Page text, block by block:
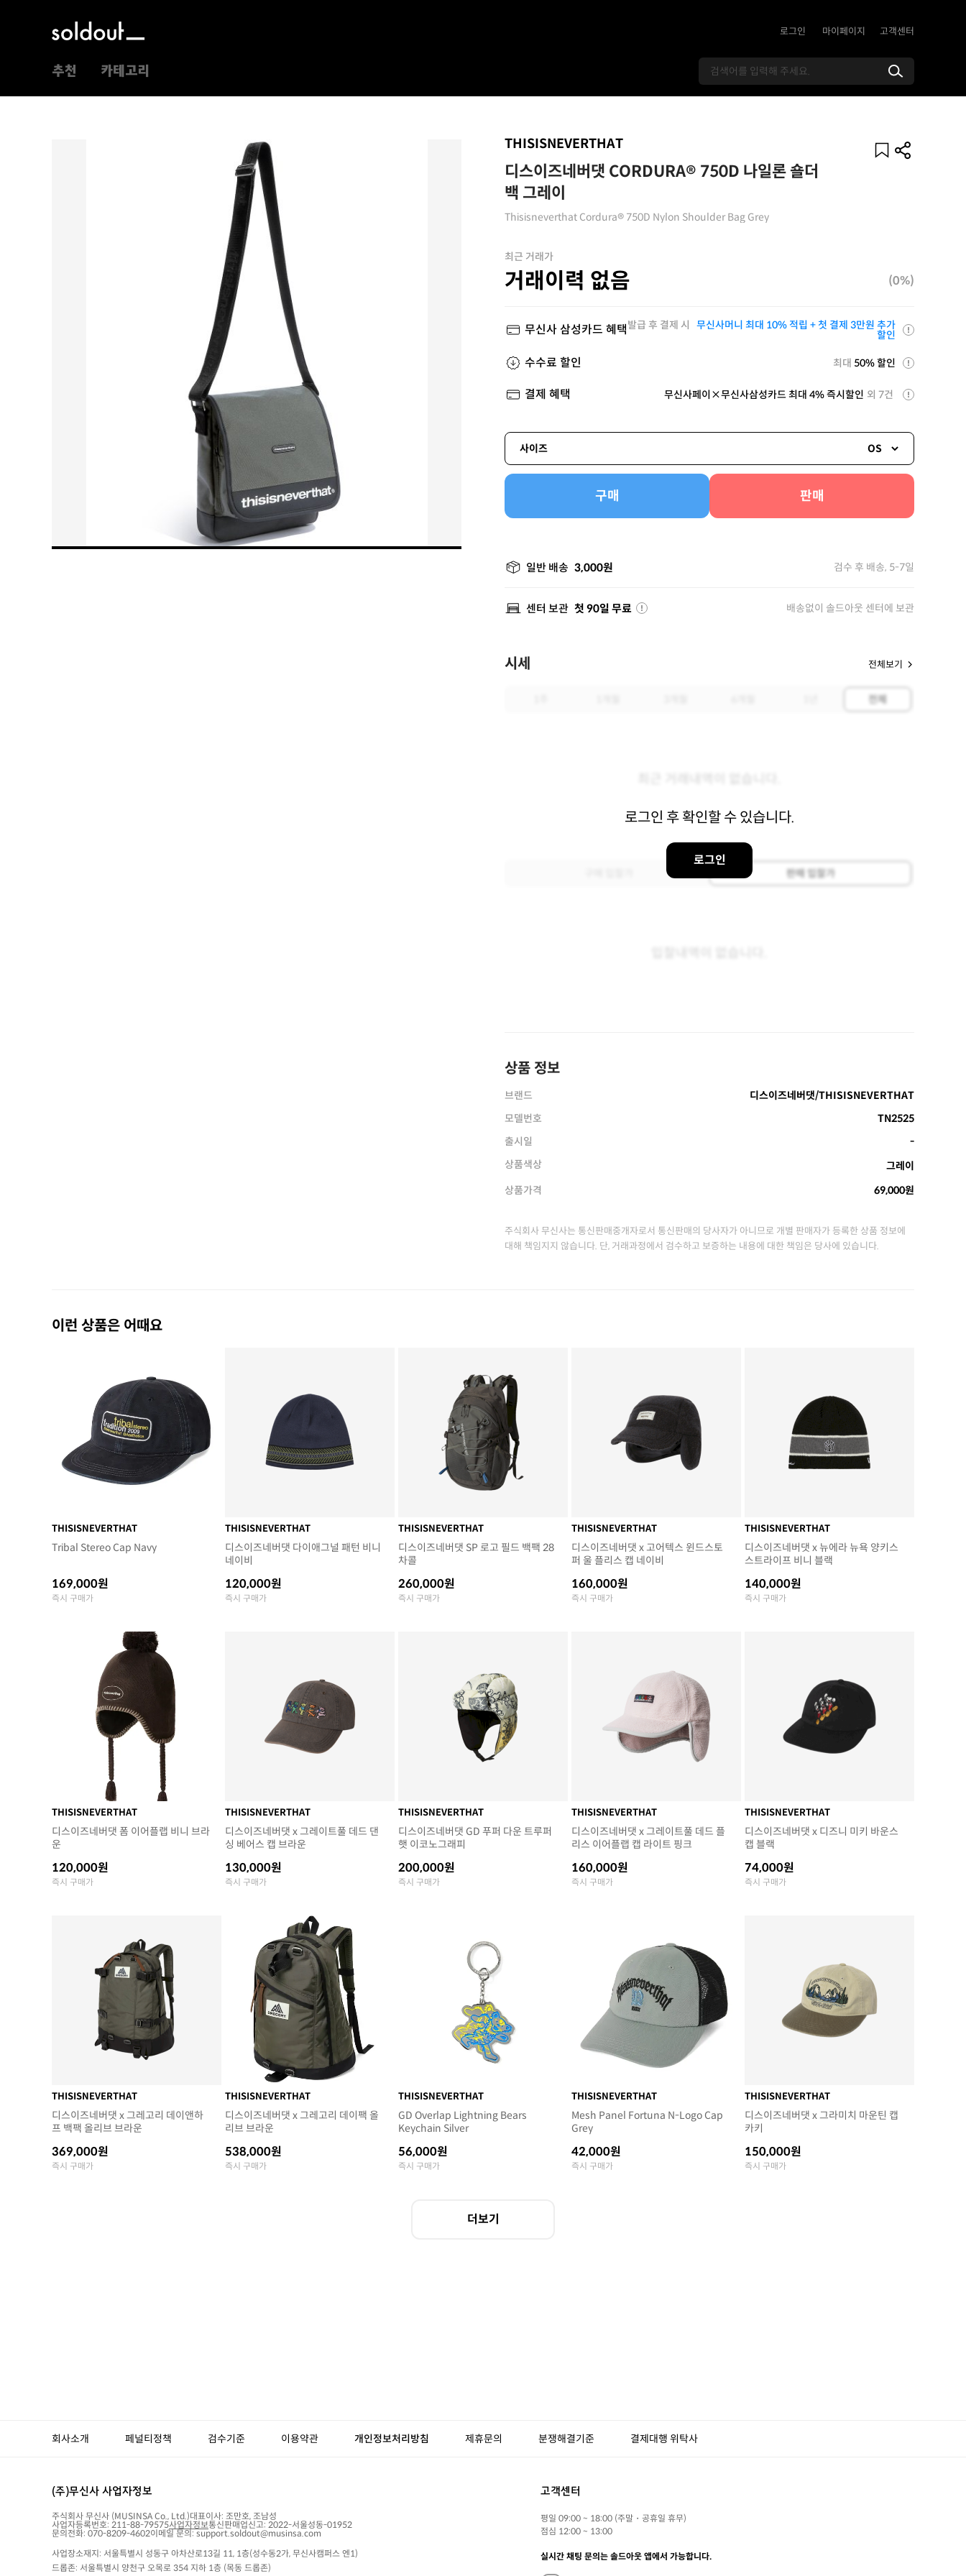
로그인 마이페이지 고객센터
추천 카테고리
THISISNEVERTHAT
디스이즈네버댓 CORDURA® 750D 나일론 숄더
백 그레이
Thisisneverthat Cordura® 750D Nylon Shoulder Bag Grey
최근 거래가
거래이력 없음 (0%)
무신사 삼성카드 혜택발급 후 결제 시 무신사머니 최대 10% 적립 + 첫 결제 3만원 추가
할인
수수료 할인 최대 50% 할인
결제 혜택 무신사페이×무신사삼성카드 최대 4% 즉시할인 외 7건
사이즈 OS
구매 판매
일반 배송 3,000원 검수 후 배송, 5-7일
센터 보관 첫 90일 무료 배송없이 솔드아웃 센터에 보관
시세 전체보기
로그인 후 확인할 수 있습니다.
로그인
전체
판매 입찰가
상품 정보
브랜드
디스이즈네버댓/THISISNEVERTHAT
모델번호
TN2525
출시일
-
상품색상
그레이
상품가격
69,000원
주식회사 무신사는 통신판매중개자로서 통신판매의 당사자가 아니므로 개별 판매자가 등록한 상품 정보에
대해 책임지지 않습니다. 단, 거래과정에서 검수하고 보증하는 내용에 대한 책임은 당사에 있습니다.
이런 상품은 어때요
THISISNEVERTHAT
Tribal Stereo Cap Navy
169,000원
즉시 구매가
THISISNEVERTHAT
디스이즈네버댓 다이애그널 패턴 비니
네이비
120,000원
즉시 구매가
THISISNEVERTHAT
디스이즈네버댓 SP 로고 필드 백팩 28
차콜
260,000원
즉시 구매가
THISISNEVERTHAT
디스이즈네버댓 x 고어텍스 윈드스토
퍼 울 플리스 캡 네이비
160,000원
즉시 구매가
THISISNEVERTHAT
디스이즈네버댓 x 뉴에라 뉴욕 양키스
스트라이프 비니 블랙
140,000원
즉시 구매가
THISISNEVERTHAT
디스이즈네버댓 폼 이어플랩 비니 브라
운
120,000원
즉시 구매가
THISISNEVERTHAT
디스이즈네버댓 x 그레이트풀 데드 댄
싱 베어스 캡 브라운
130,000원
즉시 구매가
THISISNEVERTHAT
디스이즈네버댓 GD 푸퍼 다운 트루퍼
햇 이코노그래피
200,000원
즉시 구매가
THISISNEVERTHAT
디스이즈네버댓 x 그레이트풀 데드 플
리스 이어플랩 캡 라이트 핑크
160,000원
즉시 구매가
THISISNEVERTHAT
디스이즈네버댓 x 디즈니 미키 바운스
캡 블랙
74,000원
즉시 구매가
THISISNEVERTHAT
디스이즈네버댓 x 그레고리 데이앤하
프 백팩 올리브 브라운
369,000원
즉시 구매가
THISISNEVERTHAT
디스이즈네버댓 x 그레고리 데이팩 올
리브 브라운
538,000원
즉시 구매가
THISISNEVERTHAT
GD Overlap Lightning Bears
Keychain Silver
56,000원
즉시 구매가
THISISNEVERTHAT
Mesh Panel Fortuna N-Logo Cap
Grey
42,000원
즉시 구매가
THISISNEVERTHAT
디스이즈네버댓 x 그라미치 마운틴 캡
카키
150,000원
즉시 구매가
더보기
회사소개 페널티정책 검수기준 이용약관 개인정보처리방침 제휴문의 분쟁해결기준 결제대행 위탁사
(주)무신사 사업자정보
주식회사 무신사 (MUSINSA Co., Ltd.)대표이사: 조만호, 조남성
사업자등록번호: 211-88-79575사업자정보통신판매업신고: 2022-서울성동-01952
문의전화: 070-8209-4602이메일 문의: support.soldout@musinsa.com
사업장소재지: 서울특별시 성동구 아차산로13길 11, 1층(성수동2가, 무신사캠퍼스 엔1)
드롭존: 서울특별시 양천구 오목로 354 지하 1층 (목동 드롭존)
고객센터
평일 09:00 ~ 18:00 (주말・공휴일 휴무)
점심 12:00 ~ 13:00
실시간 채팅 문의는 솔드아웃 앱에서 가능합니다.